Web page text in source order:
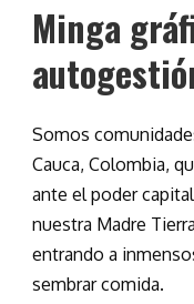
Minga
Somos
Cauca, Colombia,
ante el poder
nuestra Madre
entrando a
sembrar comida.